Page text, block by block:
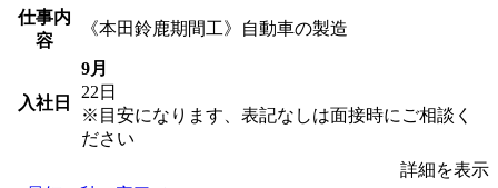
仕事内
容
《本田鈴鹿期間工》自動車の製造
入社日
9月
22日
※目安になります、表記なしは面接時にご相談く
ださい
詳細を表示